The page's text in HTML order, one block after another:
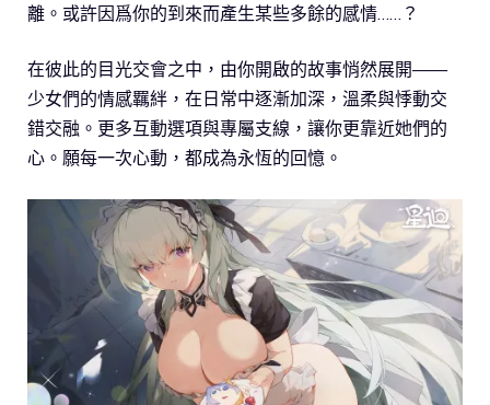
離。或許因爲你的到來而產生某些多餘的感情……？
在彼此的目光交會之中，由你開啟的故事悄然展開——
少女們的情感羈絆，在日常中逐漸加深，溫柔與悸動交
錯交融。更多互動選項與專屬支線，讓你更靠近她們的
心。願每一次心動，都成為永恆的回憶。